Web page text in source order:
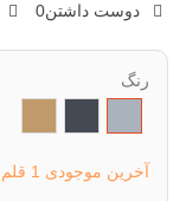
دوست داشتن0
رنگ
آخرین موجودی 1 قلم